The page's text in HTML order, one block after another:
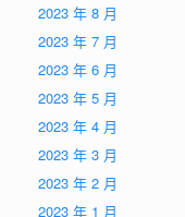
2023 年 8 月
2023 年 7 月
2023 年 6 月
2023 年 5 月
2023 年 4 月
2023 年 3 月
2023 年 2 月
2023 年 1 月